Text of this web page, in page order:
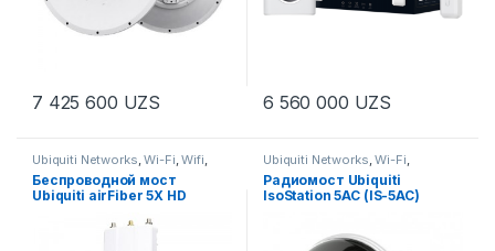
7 425 600 UZS 6 560 000 UZS
Ubiquiti Networks ,Wi-Fi ,Wifi
Беспроводное оборудование
Радио Мосты,Радиомосты,
CPE, PtMP-оборудование
Беспроводной мост
Ubiquiti airFiber 5X HD
Ubiquiti Networks ,Wi-Fi
Антенна Антенны Радио
Мосты
Радиомост Ubiquiti
IsoStation 5AC (IS-5AC)